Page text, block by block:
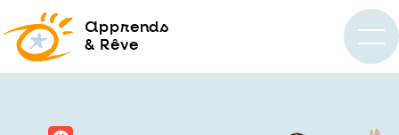
apprends
& Rêve